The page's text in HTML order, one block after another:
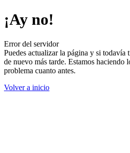
¡Ay no!
Error del servidor
Puedes actualizar la página y si todavía
de nuevo más tarde. Estamos haciendo
problema cuanto antes.
Volver a inicio